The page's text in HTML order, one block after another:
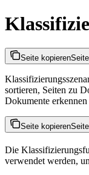
Seite kopieren
sortieren, Seiten zu
Dokumente
Seite kopieren
Die
verwendet werden,